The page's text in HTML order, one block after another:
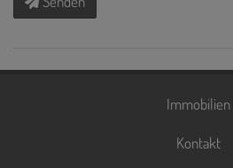
Immobilien
Kontakt